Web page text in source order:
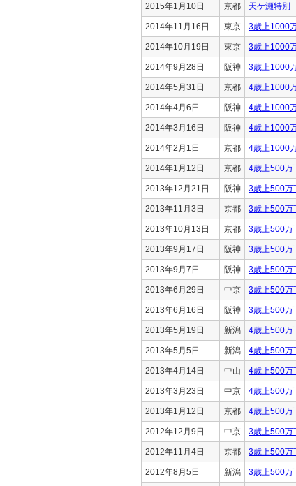
2015年1月10日 京都 天ケ瀬特別
2014年11月16日 東京 3歳上1000
2014年10月19日 東京 3歳上1000
2014年9月28日 阪神 3歳上1000
2014年5月31日 京都 4歳上1000
2014年4月6日 阪神 4歳上1000
2014年3月16日 阪神 4歳上1000
2014年2月1日 京都 4歳上1000
2014年1月12日 京都 4歳上500万
2013年12月21日 阪神 3歳上500万
2013年11月3日 京都 3歳上500万
2013年10月13日 京都 3歳上500万
2013年9月17日 阪神 3歳上500万
2013年9月7日 阪神 3歳上500万
2013年6月29日 中京 3歳上500万
2013年6月16日 阪神 3歳上500万
2013年5月19日 新潟 4歳上500万
2013年5月5日 新潟 4歳上500万
2013年4月14日 中山 4歳上500万
2013年3月23日 中京 4歳上500万
2013年1月12日 京都 4歳上500万
2012年12月9日 中京 3歳上500万
2012年11月4日 京都 3歳上500万
2012年8月5日 新潟 3歳上500万